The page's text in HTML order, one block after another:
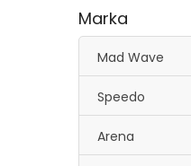
Marka
Mad Wave
Speedo
Arena